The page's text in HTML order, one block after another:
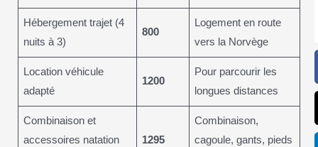
Hébergement trajet (4
nuits à 3)
800
Logement en route
vers la Norvège
Location véhicule
adapté
1200
Pour parcourir les
longues distances
Combinaison et
accessoires natation
1295
Combinaison,
cagoule, gants, pieds